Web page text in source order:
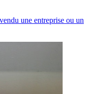
une entreprise ou un